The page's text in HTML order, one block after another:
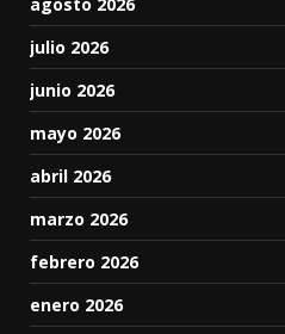
julio 2026
junio 2026
mayo 2026
abril 2026
marzo 2026
febrero 2026
enero 2026